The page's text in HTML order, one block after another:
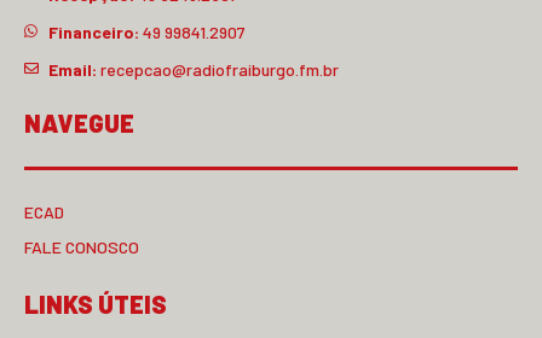
Financeiro: 49 99841.2907
Email: recepcao@radiofraiburgo.fm.br
NAVEGUE
ECAD
FALE CONOSCO
LINKS ÚTEIS